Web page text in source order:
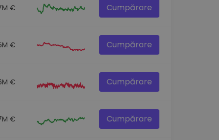
€ Cumpărare
€ Cumpărare
€ Cumpărare
€ Cumpărare